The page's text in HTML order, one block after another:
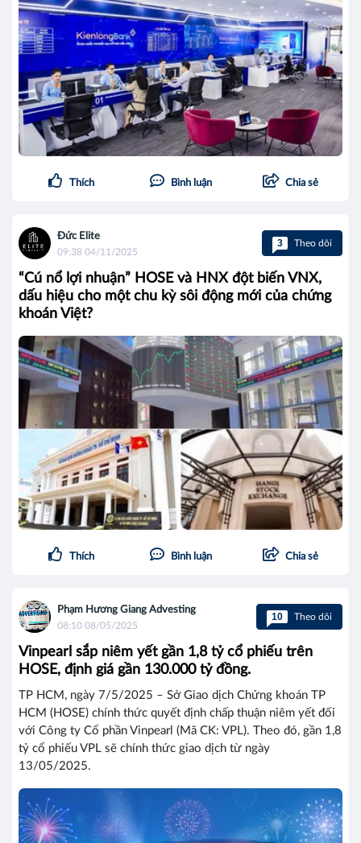
Thích Bình luận Chia sẻ
Đức Elite
09:38 04/11/2025
3 Theo dõi
“Cú nổ lợi nhuận” HOSE và HNX đột biến VNX,
dấu hiệu cho một chu kỳ sôi động mới của chứng
khoán Việt?
Thích Bình luận Chia sẻ
Phạm Hương Giang Advesting
08:10 08/05/2025
10 Theo dõi
Vinpearl sắp niêm yết gần 1,8 tỷ cổ phiếu trên
HOSE, định giá gần 130.000 tỷ đồng.
TP HCM, ngày 7/5/2025 – Sở Giao dịch Chứng khoán TP
HCM (HOSE) chính thức quyết định chấp thuận niêm yết đối
với Công ty Cổ phần Vinpearl (Mã CK: VPL). Theo đó, gần 1,8
tỷ cổ phiếu VPL sẽ chính thức giao dịch từ ngày
13/05/2025.